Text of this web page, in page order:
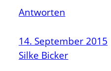
Antworten
14. September 2015
Silke Bicker